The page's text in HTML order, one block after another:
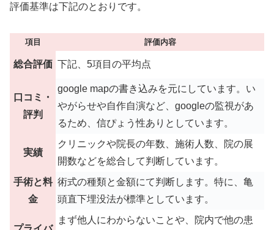
評価基準は下記のとおりです。
項目 評価内容
総合評価 下記、5項目の平均点
口コミ・
評判
google mapの書き込みを元にしています。い
やがらせや自作自演など、googleの監視があ
るため、信ぴょう性ありとしています。
実績
クリニックや院長の年数、施術人数、院の展
開数などを総合して判断しています。
手術と料
金
術式の種類と金額にて判断します。特に、亀
頭直下埋没法が標準としています。
まず他人にわからないことや、院内で他の患